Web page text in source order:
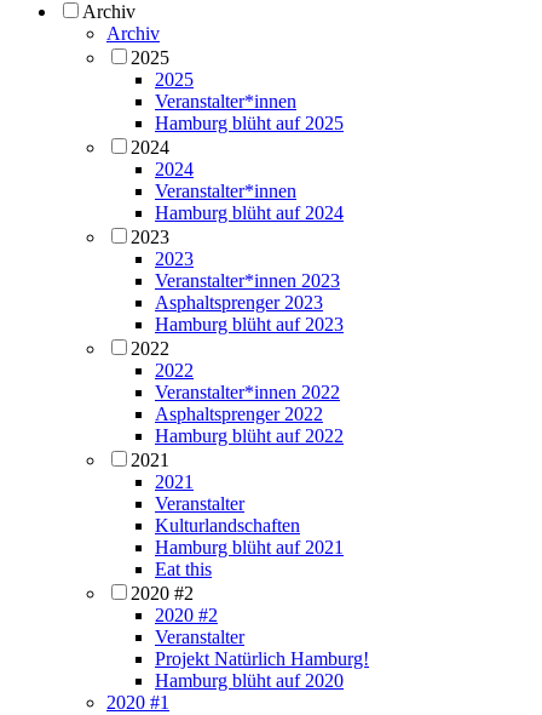
Archiv
Archiv
2025
2025
Veranstalter*innen
Hamburg blüht auf 2025
2024
2024
Veranstalter*innen
Hamburg blüht auf 2024
2023
2023
Veranstalter*innen 2023
Asphaltsprenger 2023
Hamburg blüht auf 2023
2022
2022
Veranstalter*innen 2022
Asphaltsprenger 2022
Hamburg blüht auf 2022
2021
2021
Veranstalter
Kulturlandschaften
Hamburg blüht auf 2021
Eat this
2020 #2
2020 #2
Veranstalter
Projekt Natürlich Hamburg!
Hamburg blüht auf 2020
2020 #1